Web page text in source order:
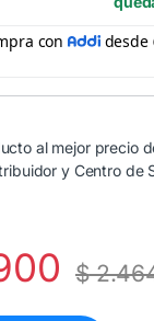
al mejor precio
y Centro de
$